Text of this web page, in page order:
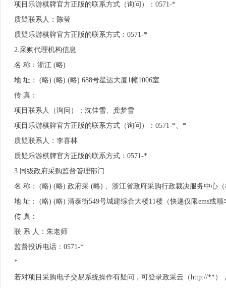
项目乐游棋牌官方正版的联系方式（询问）：0571-*
质疑联系人：陈莹
质疑乐游棋牌官方正版的联系方式：0571-*
2.采购代理机构信息
名 称：浙江 (略)
地 址： (略) (略) (略) 688号星运大厦1幢1006室
传 真：
项目联系人（询问）：沈佳雪、龚梦雪
项目乐游棋牌官方正版的联系方式（询问）：0571-*、*
质疑联系人：李喜林
质疑乐游棋牌官方正版的联系方式：0571-*
3. 同级政府采购监督管理部门
名 称： (略) (略) 政府采 (略) 、浙江省政府采购行政裁决服务中心
地 址： (略) (略) 清泰街549号城建综合大楼11楼（快递仅限ems或顺
传 真：
联 系 人：朱老师
监督投诉电话：0571-*
*
若对项目采购电子交易系统操作有疑问，可登录政采云（http://**